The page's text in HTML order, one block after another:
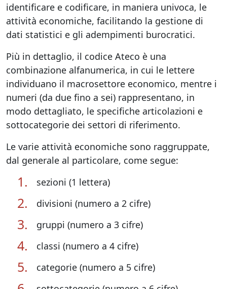
identificare e codificare, in maniera univoca, le
attività economiche, facilitando la gestione di
dati statistici e gli adempimenti burocratici.
Più in dettaglio, il codice Ateco è una
combinazione alfanumerica, in cui le lettere
individuano il macrosettore economico, mentre i
numeri (da due fino a sei) rappresentano, in
modo dettagliato, le specifiche articolazioni e
sottocategorie dei settori di riferimento.
Le varie attività economiche sono raggruppate,
dal generale al particolare, come segue:
sezioni (1 lettera)
divisioni (numero a 2 cifre)
gruppi (numero a 3 cifre)
classi (numero a 4 cifre)
categorie (numero a 5 cifre)